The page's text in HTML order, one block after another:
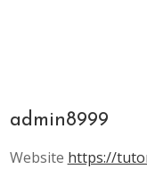
admin8999
Website https://